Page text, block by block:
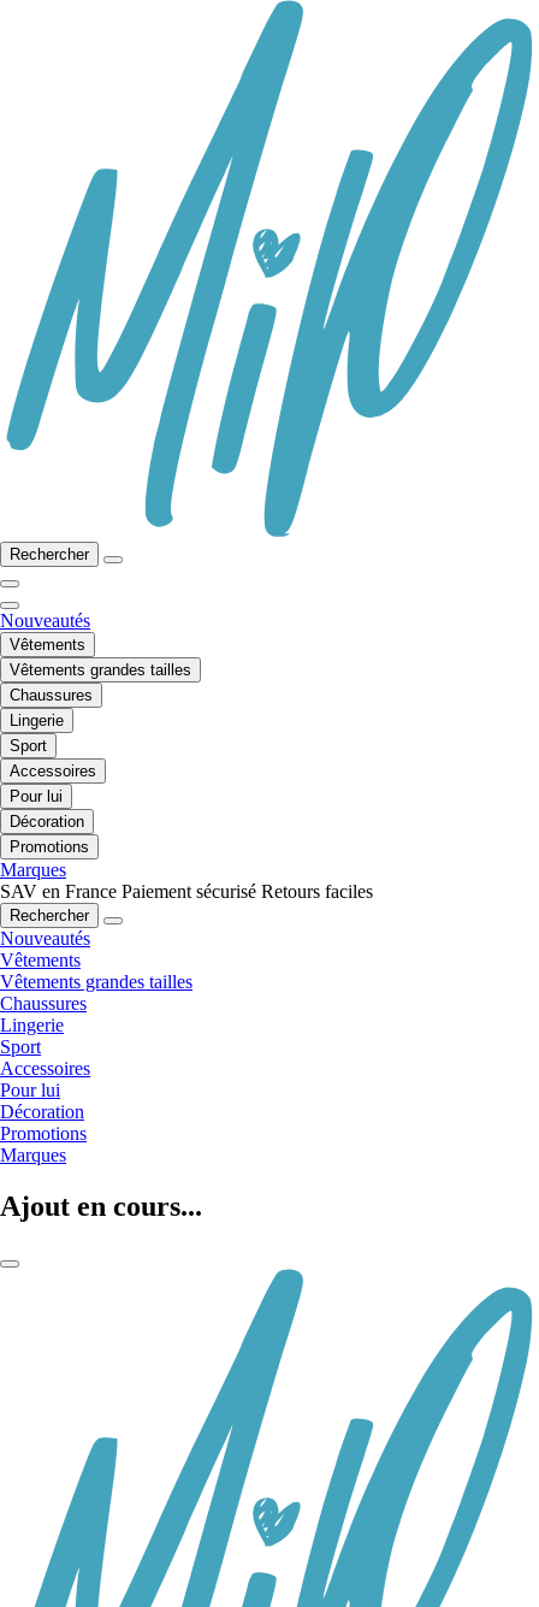
Rechercher
Nouveautés
Vêtements
Vêtements grandes tailles
Chaussures
Lingerie
Sport
Accessoires
Pour lui
Décoration
Promotions
Marques
SAV en France Paiement sécurisé Retours faciles
Rechercher
Nouveautés
Vêtements
Vêtements grandes tailles
Chaussures
Lingerie
Sport
Accessoires
Pour lui
Décoration
Promotions
Marques
Ajout en cours...